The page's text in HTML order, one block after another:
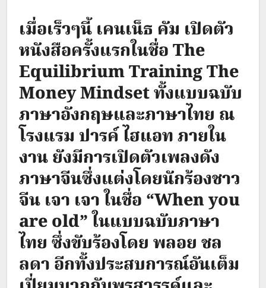
เมื่อเร็วๆนี้ เคนเน็ธ คัม เปิดตัว
หนังสือครั้งแรกในชื่อ The
Equilibrium Training The
Money Mindset ทั้งแบบฉบับ
ภาษาอังกฤษและภาษาไทย ณ
โรงแรม ปารค์ ไฮแอท ภายใน
งาน ยังมีการเปิดตัวเพลงดัง
ภาษาจีนซึ่งแต่งโดยนักร้องชาว
จีน เจา เจา ในชื่อ “When you
are old” ในแบบฉบับภาษา
ไทย ซึ่งขับร้องโดย พลอย ชล
ลดา อีกทั้งประสบการณ์อันเต็ม